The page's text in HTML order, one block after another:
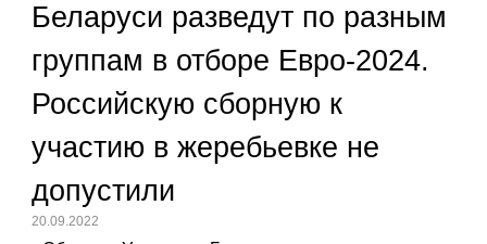
Беларуси разведут по разным
группам в отборе Евро-2024.
Российскую сборную к
участию в жеребьевке не
допустили
20.09.2022